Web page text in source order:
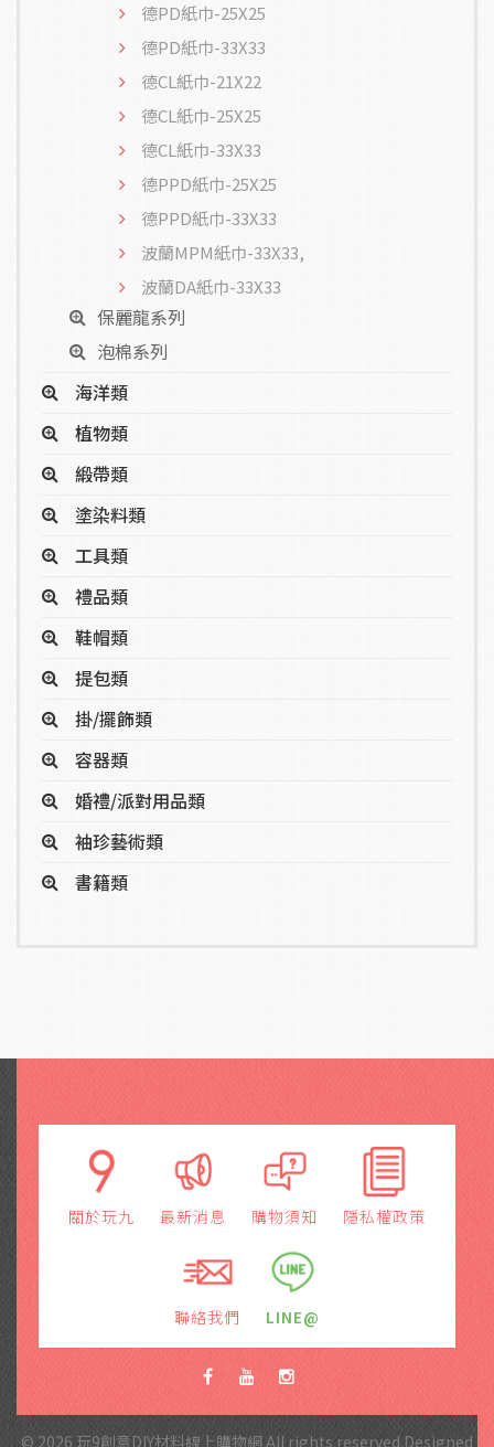
德PD紙巾-25X25
德PD紙巾-33X33
德CL紙巾-21X22
德CL紙巾-25X25
德CL紙巾-33X33
德PPD紙巾-25X25
德PPD紙巾-33X33
波蘭MPM紙巾-33X33,
波蘭DA紙巾-33X33
保麗龍系列
泡棉系列
海洋類
植物類
緞帶類
塗染料類
工具類
禮品類
鞋帽類
提包類
掛/擺飾類
容器類
婚禮/派對用品類
袖珍藝術類
書籍類
關於玩九 最新消息 購物須知 隱私權政策
聯絡我們 LINE@
© 2026 玩9創意DIY材料線上購物網 All rights reserved.Designed